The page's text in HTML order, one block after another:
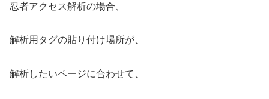
忍者アクセス解析の場合、
解析用タグの貼り付け場所が、
解析したいページに合わせて、